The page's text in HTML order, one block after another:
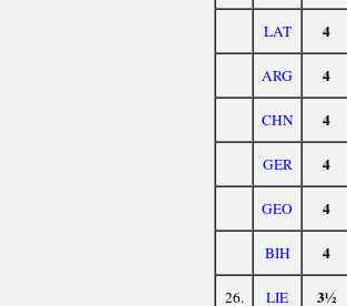
LAT 4
ARG 4
CHN 4
GER 4
GEO 4
BIH 4
26. LIE 3½